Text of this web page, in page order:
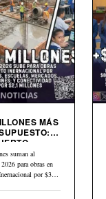
MÁS
Y
suman al
para obras en
por $30,2